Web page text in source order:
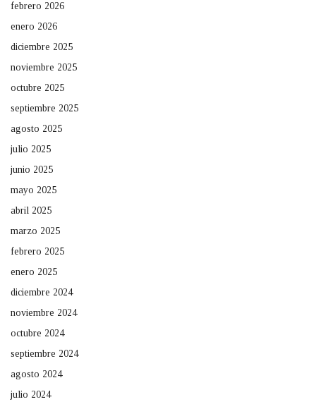
febrero 2026
enero 2026
diciembre 2025
noviembre 2025
octubre 2025
septiembre 2025
agosto 2025
julio 2025
junio 2025
mayo 2025
abril 2025
marzo 2025
febrero 2025
enero 2025
diciembre 2024
noviembre 2024
octubre 2024
septiembre 2024
agosto 2024
julio 2024